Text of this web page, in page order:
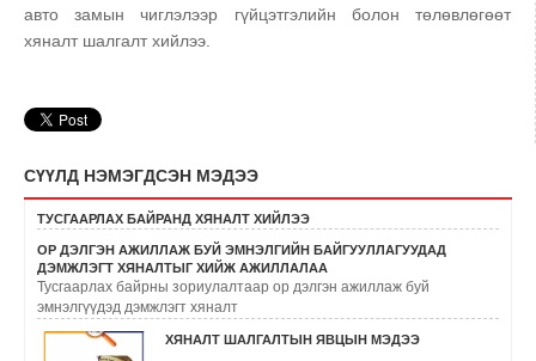
авто замын чиглэлээр гүйцэтгэлийн болон төлөвлөгөөт
хяналт шалгалт хийлээ.
СҮҮЛД НЭМЭГДСЭН МЭДЭЭ
ТУСГААРЛАХ БАЙРАНД ХЯНАЛТ ХИЙЛЭЭ
ОР ДЭЛГЭН АЖИЛЛАЖ БУЙ ЭМНЭЛГИЙН БАЙГУУЛЛАГУУДАД
ДЭМЖЛЭГТ ХЯНАЛТЫГ ХИЙЖ АЖИЛЛАЛАА
Тусгаарлах байрны зориулалтаар ор дэлгэн ажиллаж буй
эмнэлгүүдэд дэмжлэгт хяналт
ХЯНАЛТ ШАЛГАЛТЫН ЯВЦЫН МЭДЭЭ